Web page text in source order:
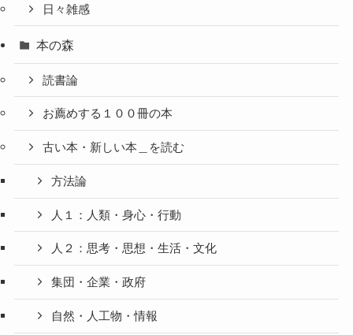
日々雑感
本の森
読書論
お薦めする１００冊の本
古い本・新しい本＿を読む
方法論
人１：人類・身心・行動
人２：思考・思想・生活・文化
集団・企業・政府
自然・人工物・情報